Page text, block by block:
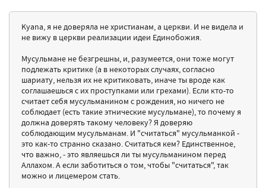
Kyana, я не доверяла не христианам, а церкви. И не видела и
не вижу в церкви реализации идеи Единобожия.
Мусульмане не безгрешны, и, разумеется, они тоже могут
подлежать критике (а в некоторых случаях, согласно
шариату, нельзя их не критиковать, иначе ты вроде как
соглашаешься с их проступками или грехами). Если кто-то
считает себя мусульманином с рождения, но ничего не
соблюдает (есть такие этнические мусульмане), то почему я
должна доверять такому человеку? Я доверяю
соблюдающим мусульманам. И "считаться" мусульманкой -
это как-то странно сказано. Считаться кем? Единственное,
что важно, - это являешься ли ты мусульманином перед
Аллахом. А если заботиться о том, чтобы "считаться", так
можно и лицемером стать.